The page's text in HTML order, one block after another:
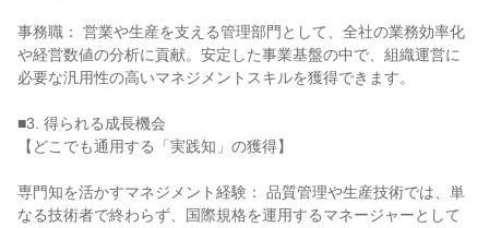
事務職： 営業や生産を支える管理部門として、全社の業務効率化
や経営数値の分析に貢献。安定した事業基盤の中で、組織運営に
必要な汎用性の高いマネジメントスキルを獲得できます。
■3. 得られる成長機会
【どこでも通用する「実践知」の獲得】
専門知を活かすマネジメント経験： 品質管理や生産技術では、単
なる技術者で終わらず、国際規格を運用するマネージャーとして